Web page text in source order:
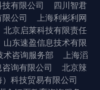
有限公司
四川智君
公司
上海利彬利网
北京启莱科技有限责任
山东速盈信息技术有限
术咨询服务部
上海滔
询有限公司
北京辣
科技贸易有限公司